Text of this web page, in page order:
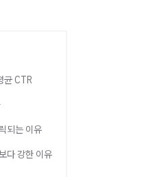
균 CTR
되는 이유
다 강한 이유